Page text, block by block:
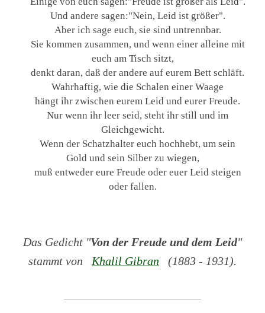
Und andere sagen:"Nein, Leid ist größer".
Aber ich sage euch, sie sind untrennbar.
Sie kommen zusammen, und wenn einer alleine mit
euch am Tisch sitzt,
denkt daran, daß der andere auf eurem Bett schläft.
Wahrhaftig, wie die Schalen einer Waage
hängt ihr zwischen eurem Leid und eurer Freude.
Nur wenn ihr leer seid, steht ihr still und im
Gleichgewicht.
Wenn der Schatzhalter euch hochhebt, um sein
Gold und sein Silber zu wiegen,
muß entweder eure Freude oder euer Leid steigen
oder fallen.
Das Gedicht "Von der Freude und dem Leid"
stammt von
Khalil Gibran (1883 - 1931).